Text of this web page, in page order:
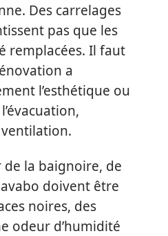
Des carrelages
pas que les
remplacées. Il faut
a
l’esthétique ou
ventilation.
la baignoire, de
doivent être
noires, des
odeur d’humidité